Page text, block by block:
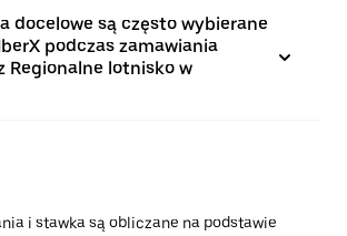
docelowe są często wybierane
podczas zamawiania
Regionalne lotnisko w
i stawka są obliczane na podstawie